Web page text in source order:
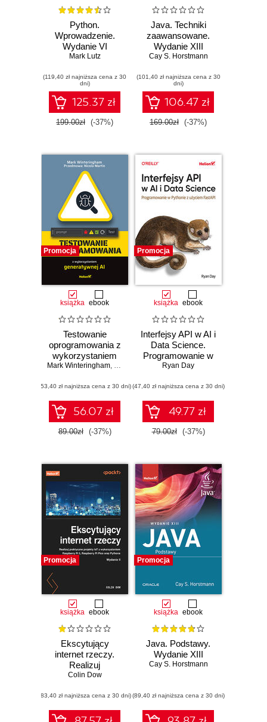
Python.
Wprowadzenie.
Wydanie VI
Mark Lutz
(119,40 zł najniższa cena z 30
dni)
125.37 zł
199.00zł (-37%)
Java. Techniki
zaawansowane.
Wydanie XIII
Cay S. Horstmann
(101,40 zł najniższa cena z 30
dni)
106.47 zł
169.00zł (-37%)
Promocja
książka ebook
Testowanie
oprogramowania z
wykorzystaniem
generatywnej AI
Mark Winteringham, Nicola Martin (Przedmowa)
(53,40 zł najniższa cena z 30 dni)
56.07 zł
89.00zł (-37%)
Promocja
książka ebook
Interfejsy API w AI i
Data Science.
Programowanie w
Pythonie z
Ryan Day
(47,40 zł najniższa cena z 30 dni)
49.77 zł
79.00zł (-37%)
Promocja
książka ebook
Ekscytujący
internet rzeczy.
Realizuj
praktyczne
wykorzystaniem
Raspberry Pi 5,
Raspberry Pi Pico
Colin Dow
(83,40 zł najniższa cena z 30 dni)
Promocja
książka ebook
Java. Podstawy.
Wydanie XIII
Cay S. Horstmann
(89,40 zł najniższa cena z 30 dni)